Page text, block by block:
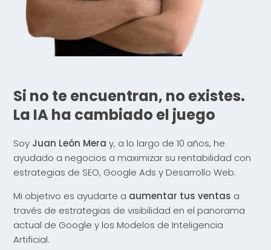
Si no te encuentran, no existes.
La IA ha cambiado el juego
Soy Juan León Mera y, a lo largo de 10 años, he
ayudado a negocios a maximizar su rentabilidad con
estrategias de SEO, Google Ads y Desarrollo Web.
Mi objetivo es ayudarte a aumentar tus ventas a
través de estrategias de visibilidad en el panorama
actual de Google y los Modelos de Inteligencia
Artificial.